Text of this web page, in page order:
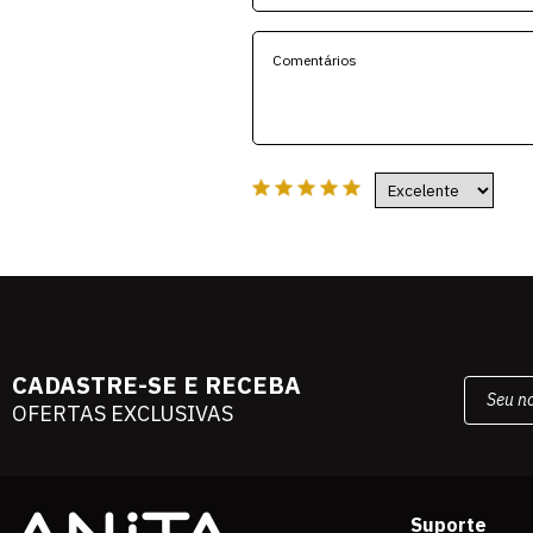
CADASTRE-SE E RECEBA
OFERTAS EXCLUSIVAS
Suporte